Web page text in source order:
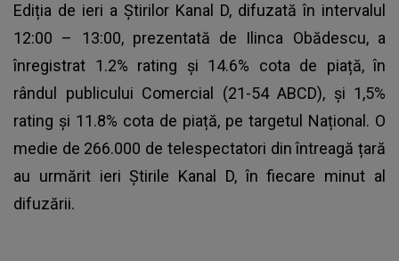
Ediția de ieri a Știrilor Kanal D, difuzată în intervalul
12:00 – 13:00, prezentată de Ilinca Obădescu, a
înregistrat 1.2% rating și 14.6% cota de piață, în
rândul publicului Comercial (21-54 ABCD), și 1,5%
rating și 11.8% cota de piață, pe targetul Național. O
medie de 266.000 de telespectatori din întreagă țară
au urmărit ieri Știrile Kanal D, în fiecare minut al
difuzării.